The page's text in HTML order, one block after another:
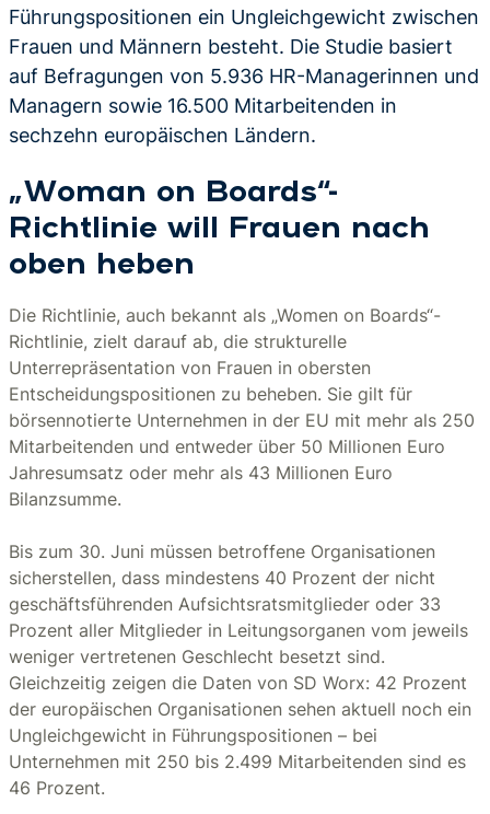
Führungspositionen ein Ungleichgewicht zwischen
Frauen und Männern besteht. Die Studie basiert
auf Befragungen von 5.936 HR-Managerinnen und
Managern sowie 16.500 Mitarbeitenden in
sechzehn europäischen Ländern.
„Woman on Boards“-
Richtlinie will Frauen nach
oben heben
Die Richtlinie, auch bekannt als „Women on Boards“-
Richtlinie, zielt darauf ab, die strukturelle
Unterrepräsentation von Frauen in obersten
Entscheidungspositionen zu beheben. Sie gilt für
börsennotierte Unternehmen in der EU mit mehr als 250
Mitarbeitenden und entweder über 50 Millionen Euro
Jahresumsatz oder mehr als 43 Millionen Euro
Bilanzsumme.
Bis zum 30. Juni müssen betroffene Organisationen
sicherstellen, dass mindestens 40 Prozent der nicht
geschäftsführenden Aufsichtsratsmitglieder oder 33
Prozent aller Mitglieder in Leitungsorganen vom jeweils
weniger vertretenen Geschlecht besetzt sind.
Gleichzeitig zeigen die Daten von SD Worx: 42 Prozent
der europäischen Organisationen sehen aktuell noch ein
Ungleichgewicht in Führungspositionen – bei
Unternehmen mit 250 bis 2.499 Mitarbeitenden sind es
46 Prozent.